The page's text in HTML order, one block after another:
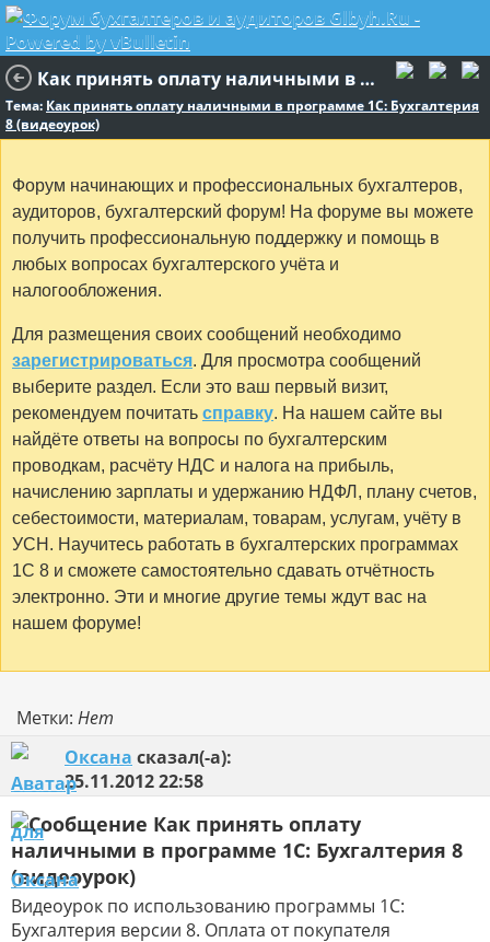
Как принять оплату наличными в программе 1С: Бухгалтерия 8 (видеоурок)
Тема: Как принять оплату наличными в программе 1С: Бухгалтерия
8 (видеоурок)
Форум начинающих и профессиональных бухгалтеров,
аудиторов, бухгалтерский форум! На форуме вы можете
получить профессиональную поддержку и помощь в
любых вопросах бухгалтерского учёта и
налогообложения.
Для размещения своих сообщений необходимо
зарегистрироваться. Для просмотра сообщений
выберите раздел. Если это ваш первый визит,
рекомендуем почитать справку. На нашем сайте вы
найдёте ответы на вопросы по бухгалтерским
проводкам, расчёту НДС и налога на прибыль,
начислению зарплаты и удержанию НДФЛ, плану счетов,
себестоимости, материалам, товарам, услугам, учёту в
УСН. Научитесь работать в бухгалтерских программах
1С 8 и сможете самостоятельно сдавать отчётность
электронно. Эти и многие другие темы ждут вас на
нашем форуме!
Метки: Нет
Оксана сказал(-а):
25.11.201222:58
Как принять оплату
наличными в программе 1С: Бухгалтерия 8
(видеоурок)
Видеоурок по использованию программы 1С:
Бухгалтерия версии 8. Оплата от покупателя